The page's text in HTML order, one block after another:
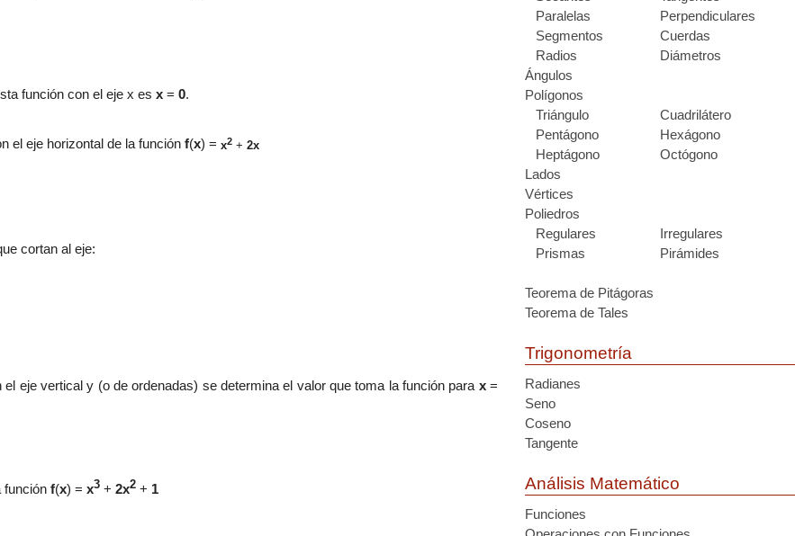
función con el eje x es x = 0.
el eje horizontal de la función f(x) = x2 + 2x
cortan al eje:
eje vertical y (o de ordenadas) se determina el valor que toma la función para x=
función f(x) = x3 + 2x2 + 1
Paralelas
Perpendiculares
Segmentos
Cuerdas
Radios
Diámetros
Ángulos
Polígonos
Triángulo
Cuadrilátero
Pentágono
Hexágono
Heptágono
Octógono
Lados
Vértices
Poliedros
Regulares
Irregulares
Prismas
Pirámides
Teorema de Pitágoras
Teorema de Tales
Trigonometría
Radianes
Seno
Coseno
Tangente
Análisis Matemático
Funciones